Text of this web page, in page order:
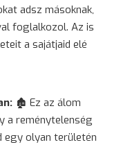
adsz másoknak,
foglalkozol. Az is
a sajátjaid elé
🏚️ Ez az álom
a reménytelenség
egy olyan területén